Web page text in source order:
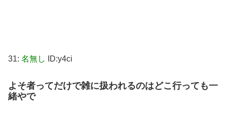
31: 名無し ID:y4ci
よそ者ってだけで雑に扱われるのはどこ行っても一
緒やで